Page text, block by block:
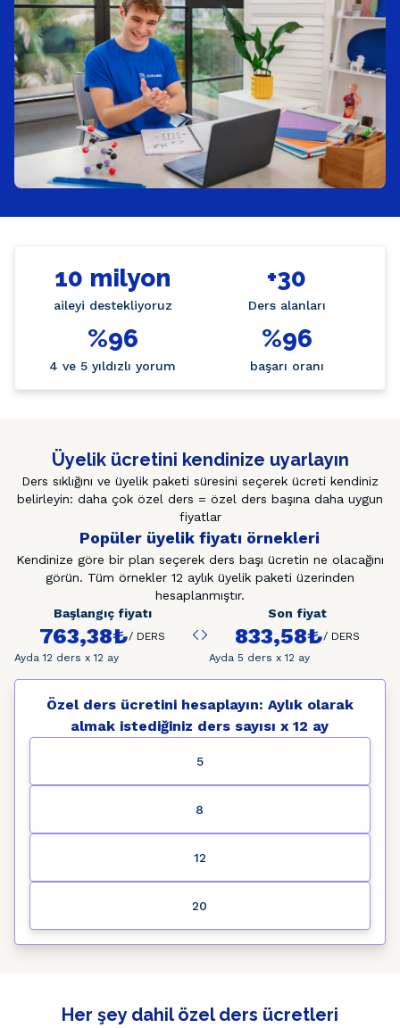
10 milyon
aileyi destekliyoruz
+30
Ders alanları
%96
4 ve 5 yıldızlı yorum
%96
başarı oranı
Üyelik ücretini kendinize uyarlayın
Ders sıklığını ve üyelik paketi süresini seçerek ücreti kendiniz
belirleyin: daha çok özel ders = özel ders başına daha uygun
fiyatlar
Popüler üyelik fiyatı örnekleri
Kendinize göre bir plan seçerek ders başı ücretin ne olacağını
görün. Tüm örnekler 12 aylık üyelik paketi üzerinden
hesaplanmıştır.
Başlangıç fiyatı
763,38₺/ DERS
Ayda 12 ders x 12 ay
Son fiyat
833,58₺/ DERS
Ayda 5 ders x 12 ay
Özel ders ücretini hesaplayın: Aylık olarak
almak istediğiniz ders sayısı x 12 ay
5
8
12
20
Her şey dahil özel ders ücretleri